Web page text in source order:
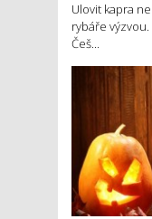
Ulovit kapra
rybáře
Češ...